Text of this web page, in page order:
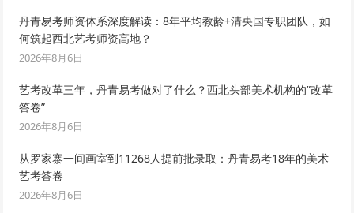
丹青易考师资体系深度解读：8年平均教龄+清央国专职团队，如
何筑起西北艺考师资高地？
2026年8月6日
艺考改革三年，丹青易考做对了什么？西北头部美术机构的”改革
答卷”
2026年8月6日
从罗家寨一间画室到11268人提前批录取：丹青易考18年的美术
艺考答卷
2026年8月6日